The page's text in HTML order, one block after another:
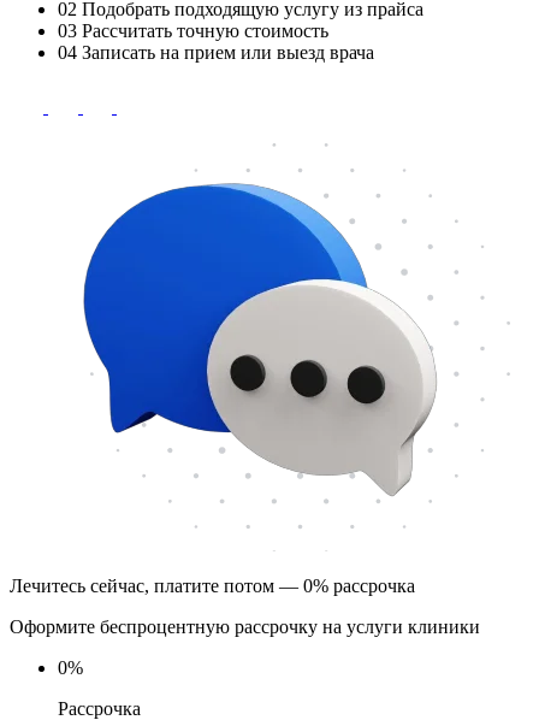
02 Подобрать подходящую услугу из прайса
03 Рассчитать точную стоимость
04 Записать на прием или выезд врача
Лечитесь сейчас, платите потом — 0% рассрочка
Оформите беспроцентную рассрочку на услуги клиники
0%
Рассрочка